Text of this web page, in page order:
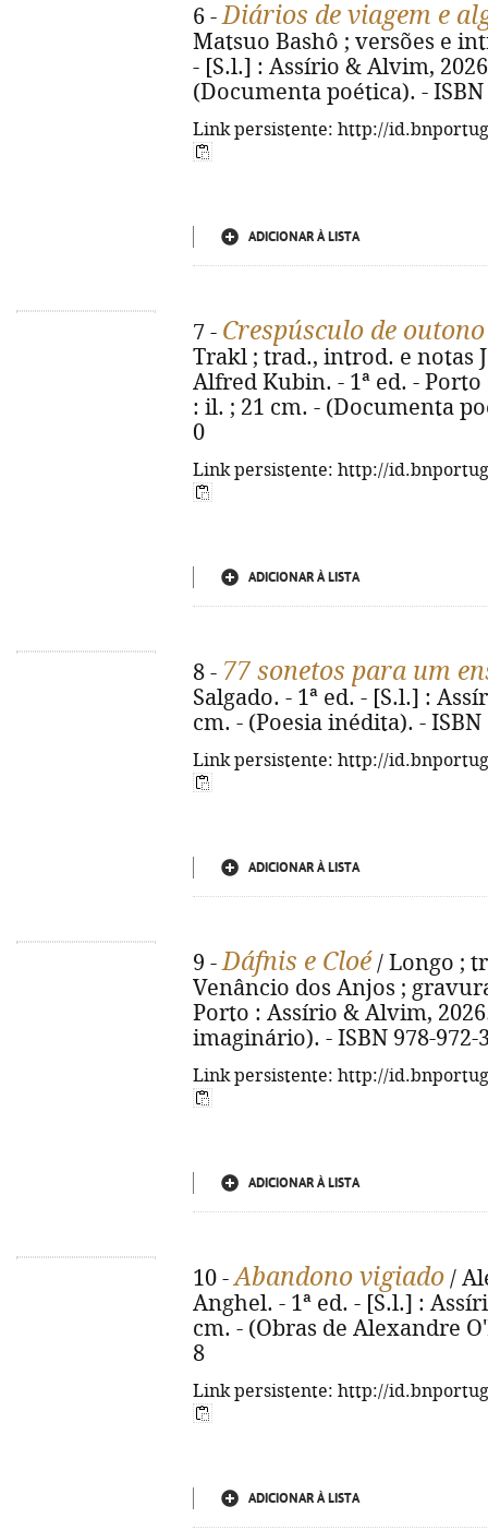
6 -Diários de viagem e
Matsuo Bashô ; versões e
- [S.l.] : Assírio & Alvim,
(Documenta poética). - ISBN
Link persistente: http://
ADICIONAR À LISTA
7 - Crespúsculo de outono
Trakl ; trad., introd. e notas
Alfred Kubin. - 1ª ed. -
: il. ; 21 cm. - (Documenta
0
Link persistente: http://
ADICIONAR À LISTA
8 - 77 sonetos para um
Salgado. - 1ª ed. - [S.l.] :
cm. - (Poesia inédita). - ISBN
Link persistente: http://
ADICIONAR À LISTA
9 -Dáfnis e Cloé / Longo ;
Venâncio dos Anjos ;
Porto : Assírio & Alvim,
imaginário). - ISBN 978-972-
Link persistente: http://
ADICIONAR À LISTA
10 -Abandono vigiado /
Anghel. - 1ª ed. - [S.l.] :
cm. - (Obras de Alexandre
8
Link persistente: http://
ADICIONAR À LISTA